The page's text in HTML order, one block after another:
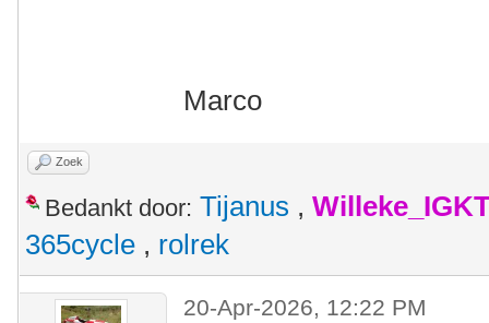
Marco
Zoek
Bedankt door: Tijanus ,
365cycle , rolrek
20-Apr-2026, 12:22 PM